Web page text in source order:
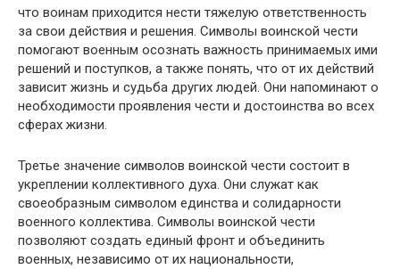
что воинам приходится нести тяжелую ответственность
за свои действия и решения. Символы воинской чести
помогают военным осознать важность принимаемых ими
решений и поступков, а также понять, что от их действий
зависит жизнь и судьба других людей. Они напоминают о
необходимости проявления чести и достоинства во всех
сферах жизни.
Третье значение символов воинской чести состоит в
укреплении коллективного духа. Они служат как
своеобразным символом единства и солидарности
военного коллектива. Символы воинской чести
позволяют создать единый фронт и объединить
военных, независимо от их национальности,